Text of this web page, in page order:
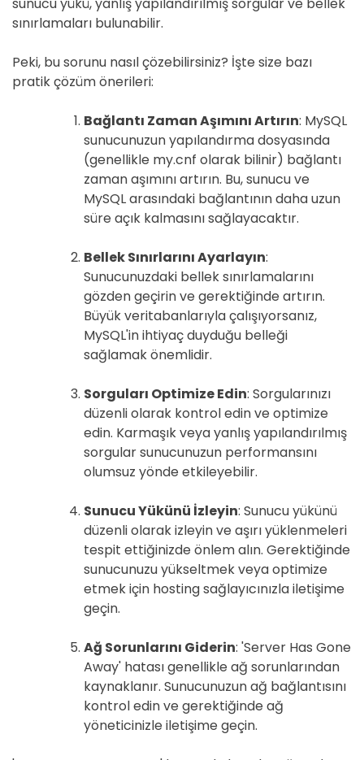
sınırlamaları bulunabilir.
Peki, bu sorunu nasıl çözebilirsiniz? İşte size bazı
pratik çözüm önerileri:
Bağlantı Zaman Aşımını Artırın: MySQL
sunucunuzun yapılandırma dosyasında
(genellikle my.cnf olarak bilinir) bağlantı
zaman aşımını artırın. Bu, sunucu ve
MySQL arasındaki bağlantının daha uzun
süre açık kalmasını sağlayacaktır.
Bellek Sınırlarını Ayarlayın:
Sunucunuzdaki bellek sınırlamalarını
gözden geçirin ve gerektiğinde artırın.
Büyük veritabanlarıyla çalışıyorsanız,
MySQL'in ihtiyaç duyduğu belleği
sağlamak önemlidir.
Sorguları Optimize Edin: Sorgularınızı
düzenli olarak kontrol edin ve optimize
edin. Karmaşık veya yanlış yapılandırılmış
sorgular sunucunuzun performansını
olumsuz yönde etkileyebilir.
Sunucu Yükünü İzleyin: Sunucu yükünü
düzenli olarak izleyin ve aşırı yüklenmeleri
tespit ettiğinizde önlem alın. Gerektiğinde
sunucunuzu yükseltmek veya optimize
etmek için hosting sağlayıcınızla iletişime
geçin.
Ağ Sorunlarını Giderin: 'Server Has Gone
Away' hatası genellikle ağ sorunlarından
kaynaklanır. Sunucunuzun ağ bağlantısını
kontrol edin ve gerektiğinde ağ
yöneticinizle iletişime geçin.